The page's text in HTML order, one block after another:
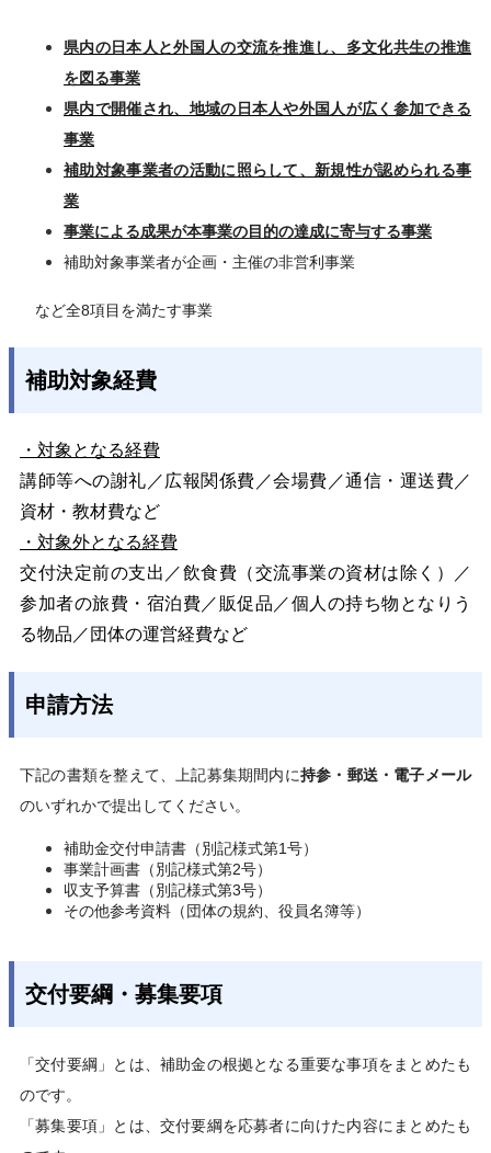
県内の日本人と外国人の交流を推進し、多文化共生の推進
を図る事業
県内で開催され、地域の日本人や外国人が広く参加できる
事業
補助対象事業者の活動に照らして、新規性が認められる事
業
事業による成果が本事業の目的の達成に寄与する事業
補助対象事業者が企画・主催の非営利事業
など全8項目を満たす事業
補助対象経費
・対象となる経費
講師等への謝礼／広報関係費／会場費／通信・運送費／
資材・教材費など
・対象外となる経費
交付決定前の支出／飲食費（交流事業の資材は除く）／
参加者の旅費・宿泊費／販促品／個人の持ち物となりう
る物品／団体の運営経費など
申請方法
下記の書類を整えて、上記募集期間内に持参・郵送・電子メール
のいずれかで提出してください。
補助金交付申請書（別記様式第1号）
事業計画書（別記様式第2号）
収支予算書（別記様式第3号）
その他参考資料（団体の規約、役員名簿等）
交付要綱・募集要項
「交付要綱」とは、補助金の根拠となる重要な事項をまとめたも
のです。
「募集要項」とは、交付要綱を応募者に向けた内容にまとめたも